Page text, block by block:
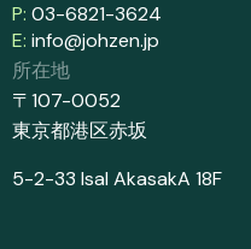
P: 03-6821-3624
E: info@johzen.jp
所在地​
〒107-0052
東京都港区赤坂
5-2-33 IsaI AkasakA 18F